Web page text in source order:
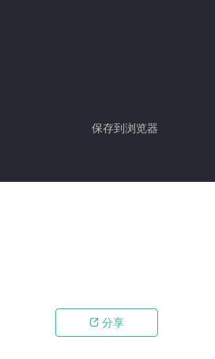
保存到浏览器
 分享